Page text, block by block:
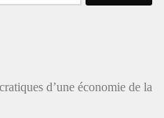
d’une économie de la